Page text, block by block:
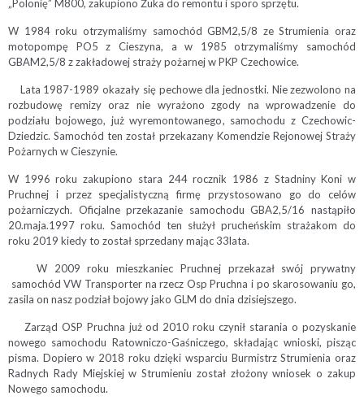
„Polonię” M800, zakupiono Żuka do remontu i sporo sprzętu.
W 1984 roku otrzymaliśmy samochód GBM2,5/8 ze Strumienia oraz
motopompę PO5 z Cieszyna, a w 1985 otrzymaliśmy samochód
GBAM2,5/8 z zakładowej straży pożarnej w PKP Czechowice.
Lata 1987-1989 okazały się pechowe dla jednostki. Nie zezwolono na
rozbudowę remizy oraz nie wyrażono zgody na wprowadzenie do
podziału bojowego, już wyremontowanego, samochodu z Czechowic-
Dziedzic. Samochód ten został przekazany Komendzie Rejonowej Straży
Pożarnych w Cieszynie.
W 1996 roku zakupiono stara 244 rocznik 1986 z Stadniny Koni w
Pruchnej i przez specjalistyczną firmę przystosowano go do celów
pożarniczych. Oficjalne przekazanie samochodu GBA2,5/16 nastąpiło
20.maja.1997 roku. Samochód ten służył prucheńskim strażakom do
roku 2019 kiedy to został sprzedany mając 33lata.
W 2009 roku mieszkaniec Pruchnej przekazał swój prywatny
samochód VW Transporter na rzecz Osp Pruchna i po skarosowaniu go,
zasila on nasz podział bojowy jako GLM do dnia dzisiejszego.
Zarząd OSP Pruchna już od 2010 roku czynił starania o pozyskanie
nowego samochodu Ratowniczo-Gaśniczego, składając wnioski, pisząc
pisma. Dopiero w 2018 roku dzięki wsparciu Burmistrz Strumienia oraz
Radnych Rady Miejskiej w Strumieniu został złożony wniosek o zakup
Nowego samochodu.